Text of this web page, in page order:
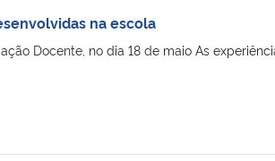
na escola
Docente, no dia 18 de maio As